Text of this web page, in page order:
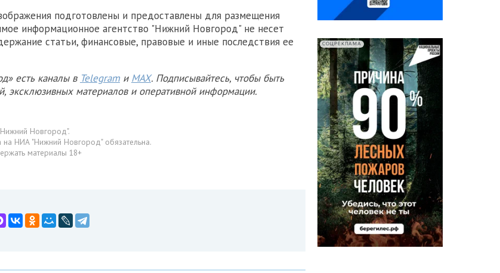
подготовлены и предоставлены для размещения
информационное агентство "Нижний Новгород" не несет
статьи, финансовые, правовые и иные последствия ее
есть каналы в Telegram и MAX. Подписывайтесь, чтобы быть
эксклюзивных материалов и оперативной информации.
Новгород".
на НИА "Нижний Новгород" обязательна.
материалы 18+
СОЦРЕКЛАМА